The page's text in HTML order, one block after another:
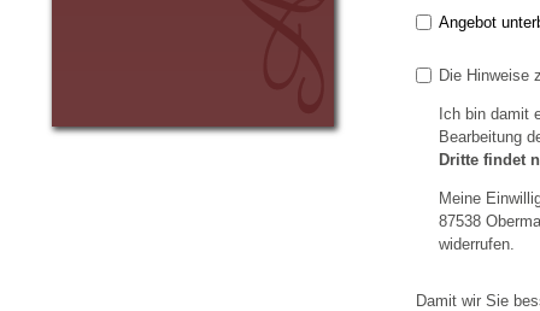
Angebot
Die Hinweise
Ich bin damit
Bearbeitung
Dritte findet
Meine
87538
widerrufen.
Damit wir Sie